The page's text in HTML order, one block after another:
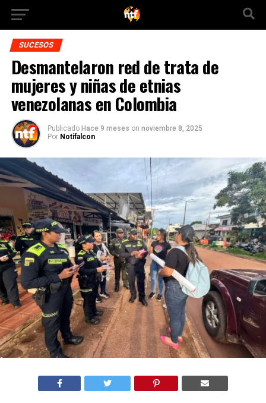
SUCESOS
Desmantelaron red de trata de
mujeres y niñas de etnias
venezolanas en Colombia
Publicado Hace 9 meses on noviembre 8, 2025
Por Notifalcon